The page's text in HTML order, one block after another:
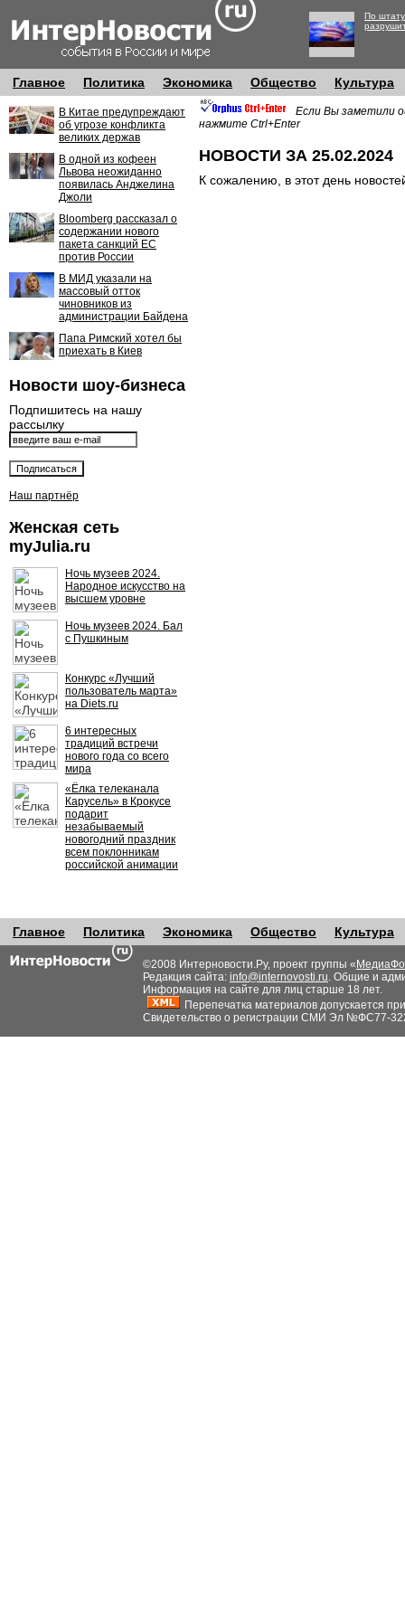
По
Главное Политика Экономика Общество Культура
В Китае предупреждают
об угрозе конфликта
великих держав
В одной из кофеен
Львова неожиданно
появилась Анджелина
Джоли
Bloomberg рассказал о
содержании нового
пакета санкций ЕС
против России
В МИД указали на
массовый отток
чиновников из
администрации Байдена
Папа Римский хотел бы
приехать в Киев
Новости шоу-бизнеса
Подпишитесь на нашу
рассылку
Наш партнёр
Женская сеть
myJulia.ru
Ночь музеев 2024.
Народное искусство на
высшем уровне
Ночь музеев 2024. Бал
с Пушкиным
Конкурс «Лучший
пользователь марта»
на Diets.ru
6 интересных
традиций встречи
нового года со всего
мира
«Ёлка телеканала
Карусель» в Крокусе
подарит
незабываемый
новогодний праздник
всем поклонникам
российской анимации
Если Вы заметили
нажмите Ctrl+Enter
НОВОСТИ ЗА 25.02.2024
К сожалению, в этот день
Главное Политика Экономика Общество Культура
©2008 Интерновости.Ру, проект группы «
Редакция сайта: info@internovosti.ru. Общие и
Информация на сайте для лиц старше 18 лет.
Перепечатка материалов допускается
Свидетельство о регистрации СМИ Эл №ФС77-